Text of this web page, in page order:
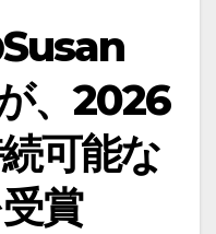
、2026
可能な
賞